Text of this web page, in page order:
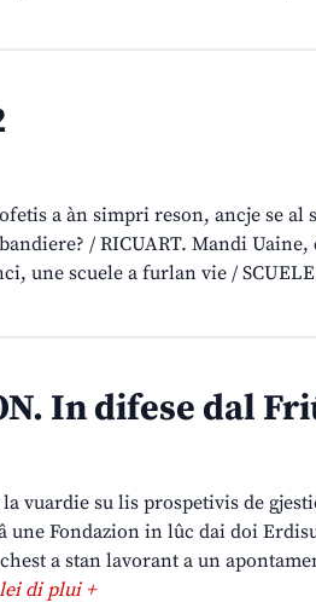
a àn simpri reson, ancje se al
/ RICUART. Mandi
une scuele a furlan vie /
In difese dal
vuardie su lis prospetivis de
une Fondazion in lûc dai doi
a stan lavorant a un
lei di plui +